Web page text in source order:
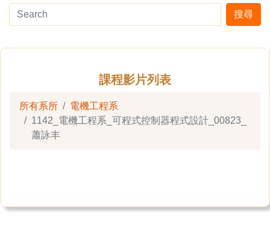
搜尋
課程影片列表
所有系所
電機工程系
1142_電機工程系_可程式控制器程式設計_00823_
蕭詠丰